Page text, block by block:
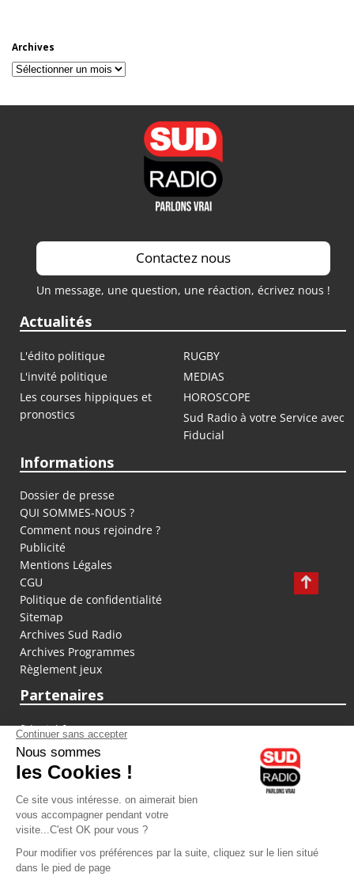
Archives
Archives
Contactez nous
Un message, une question, une réaction, écrivez nous !
Actualités
L'édito politique
RUGBY
L'invité politique
MEDIAS
Les courses hippiques et
pronostics
HOROSCOPE
Sud Radio à votre Service avec
Fiducial
Informations
Dossier de presse
QUI SOMMES-NOUS ?
Comment nous rejoindre ?
Publicité
Mentions Légales
CGU
Politique de confidentialité
Sitemap
Archives Sud Radio
Archives Programmes
Règlement jeux
Partenaires
fiducial.fr
lyoncapitale.fr
olympique-et-lyonnais.com
L'application Iphone / Android
Téléchargez l'application